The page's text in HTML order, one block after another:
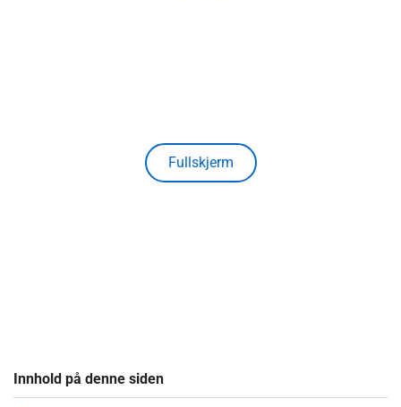
Fullskjerm
Innhold på denne siden